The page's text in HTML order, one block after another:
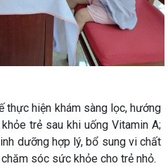
thực hiện khám sàng lọc, hướng
trẻ sau khi uống Vitamin A;
dưỡng hợp lý, bổ sung vi chất
sóc sức khỏe cho trẻ nhỏ.